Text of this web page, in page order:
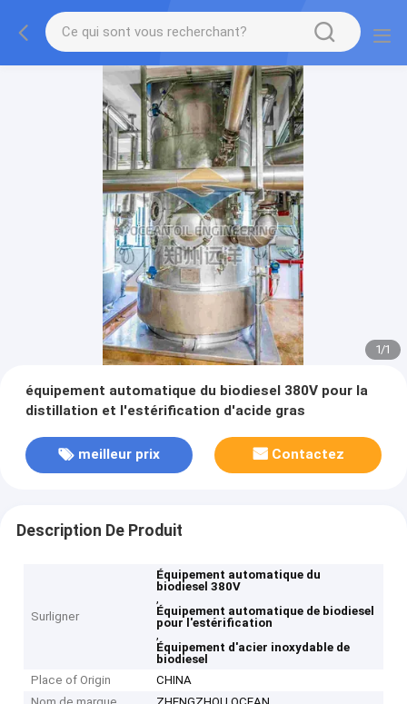
1/1
équipement automatique du biodiesel 380V pour la
distillation et l'estérification d'acide gras
meilleur prix Contactez
Description De Produit
Surligner
Équipement automatique du
biodiesel 380V
,
Équipement automatique de biodiesel
pour l'estérification
,
Équipement d'acier inoxydable de
biodiesel
Place of Origin
CHINA